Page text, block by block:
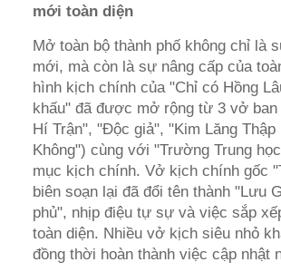
mới toàn diện
Mở toàn bộ thành phố không chỉ là
mới, mà còn là sự nâng cấp của
hình kịch chính của "Chỉ có Hồng
khấu" đã được mở rộng từ 3 vở
Hí Trận", "Độc giả", "Kim Lăng
Không") cùng với "Trường Trung
mục kịch chính. Vở kịch chính gốc
biên soạn lại đã đổi tên thành "Lưu
phủ", nhịp điệu tự sự và việc sắp
toàn diện. Nhiều vở kịch siêu nhỏ
đồng thời hoàn thành việc cập nhật